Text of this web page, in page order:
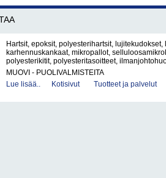
Hartsit, epoksit, polyesterihartsit, lujitekudokset,
karhennuskankaat, mikropallot,
polyesterikitit, polyesteritasoitteet,
MUOVI - PUOLIVALMISTEITA
Lue lisää..
Kotisivut Tuotteet ja palvelut